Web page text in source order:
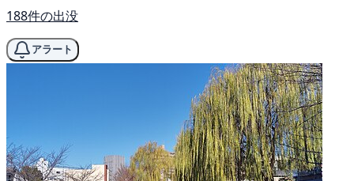
188件の出没
アラート